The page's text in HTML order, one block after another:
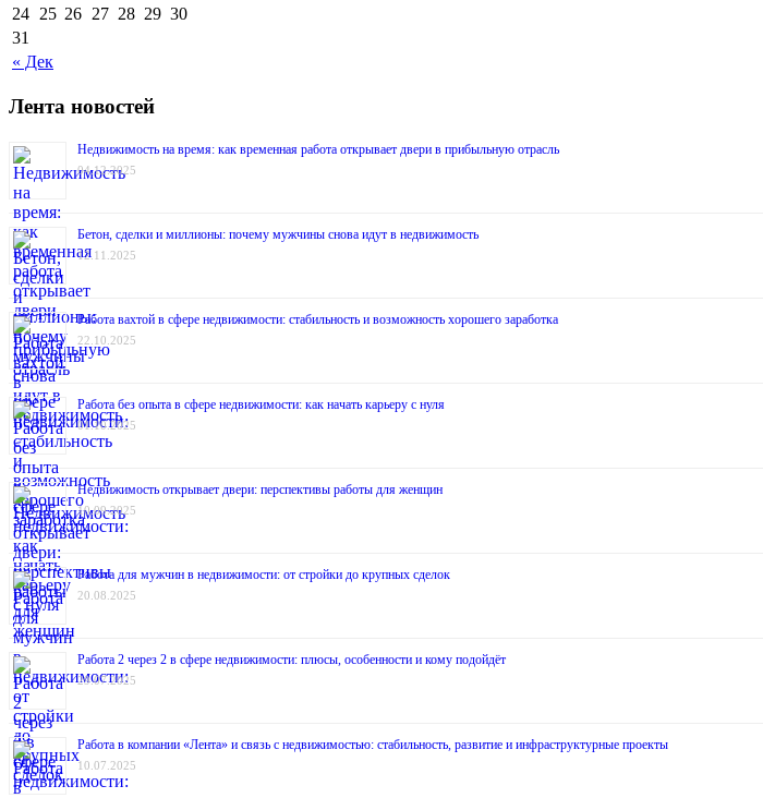
« Дек
24 25 26 27 28 29 30
31
Лента новостей
Недвижимость на время: как временная работа открывает двери в прибыльную отрасль
04.12.2025
Бетон, сделки и миллионы: почему мужчины снова идут в недвижимость
12.11.2025
Работа вахтой в сфере недвижимости: стабильность и возможность хорошего заработка
22.10.2025
Работа без опыта в сфере недвижимости: как начать карьеру с нуля
01.10.2025
Недвижимость открывает двери: перспективы работы для женщин
10.09.2025
Работа для мужчин в недвижимости: от стройки до крупных сделок
20.08.2025
Работа 2 через 2 в сфере недвижимости: плюсы, особенности и кому подойдёт
29.07.2025
Работа в компании «Лента» и связь с недвижимостью: стабильность, развитие и инфраструктурные проекты
10.07.2025